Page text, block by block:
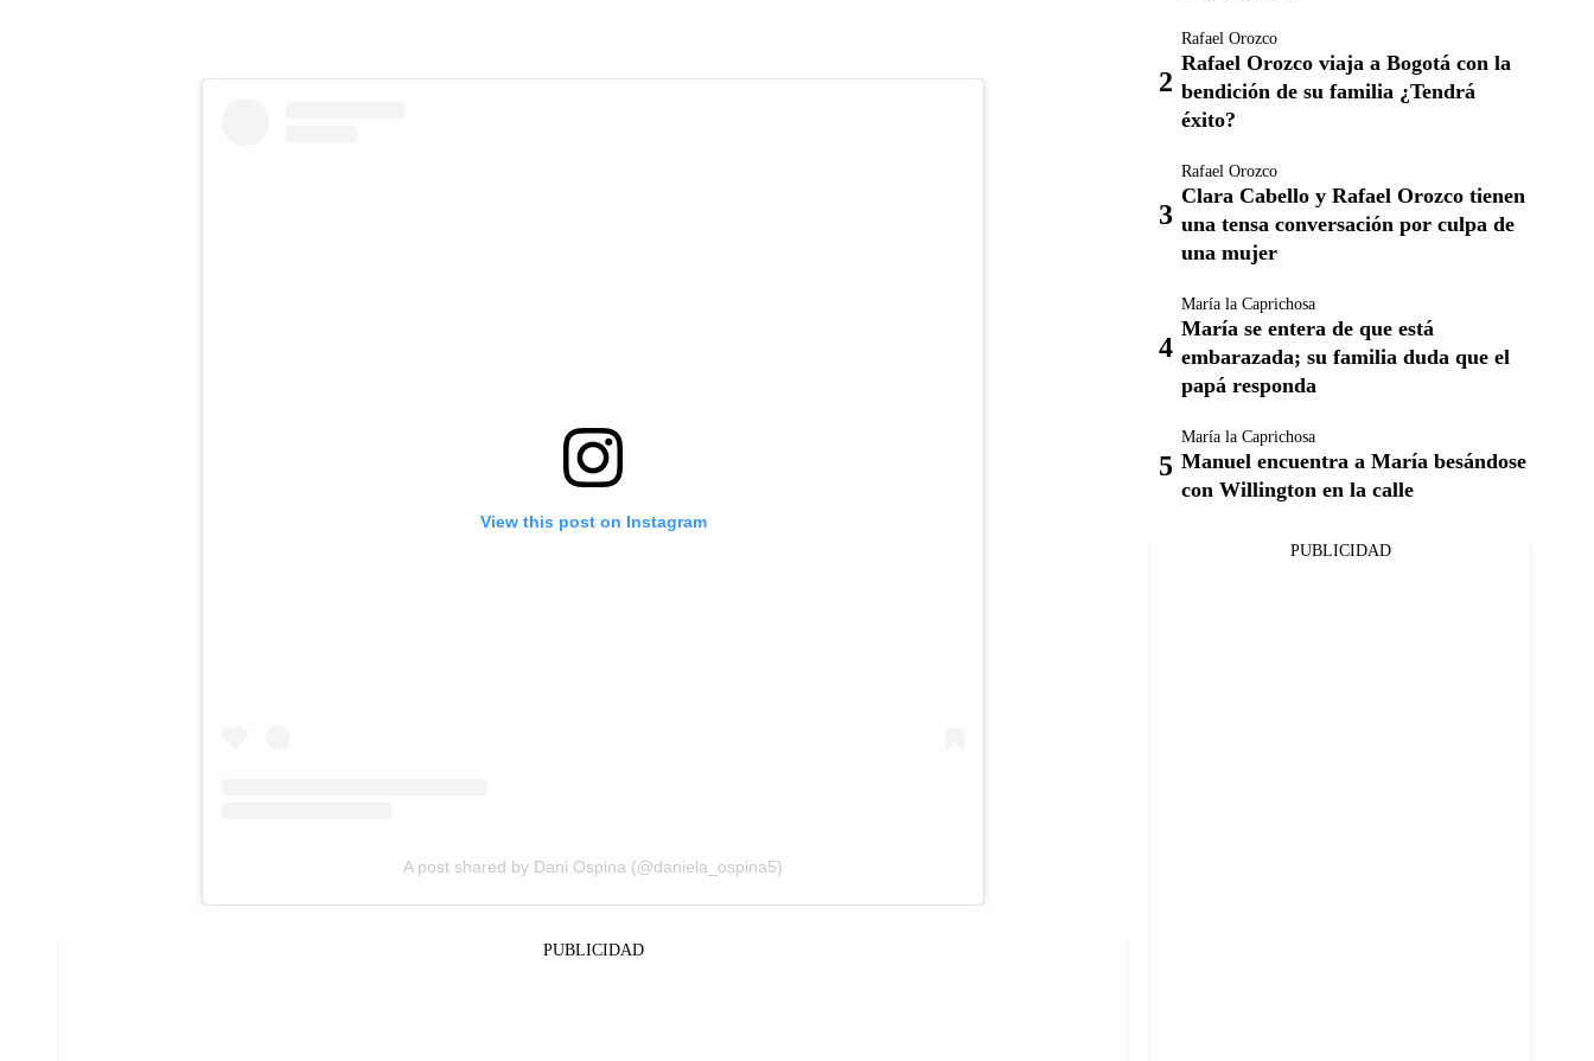
View this post on Instagram
A post shared by Dani Ospina (@daniela_ospina5)
PUBLICIDAD
Rafael Orozco
Rafael Orozco viaja a Bogotá con la
bendición de su familia ¿Tendrá
éxito?
Rafael Orozco
Clara Cabello y Rafael Orozco tienen
una tensa conversación por culpa de
una mujer
María la Caprichosa
María se entera de que está
embarazada; su familia duda que el
papá responda
María la Caprichosa
Manuel encuentra a María besándose
con Willington en la calle
PUBLICIDAD